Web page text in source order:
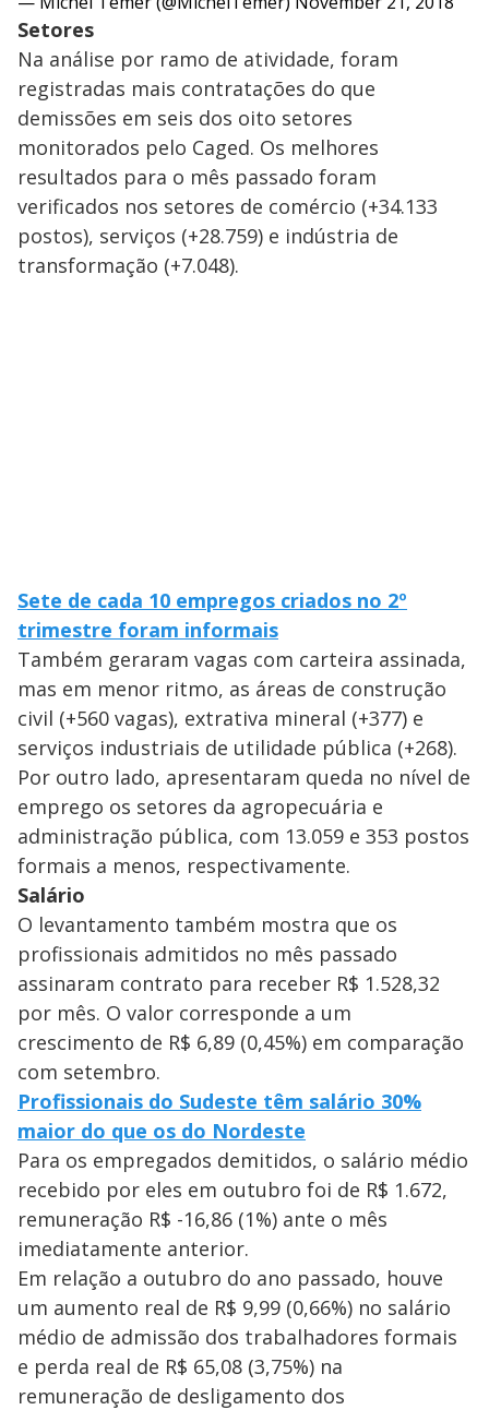
Setores
Na análise por ramo de atividade, foram
registradas mais contratações do que
demissões em seis dos oito setores
monitorados pelo Caged. Os melhores
resultados para o mês passado foram
verificados nos setores de comércio (+34.133
postos), serviços (+28.759) e indústria de
transformação (+7.048).
Sete de cada 10 empregos criados no 2º
trimestre foram informais
Também geraram vagas com carteira assinada,
mas em menor ritmo, as áreas de construção
civil (+560 vagas), extrativa mineral (+377) e
serviços industriais de utilidade pública (+268).
Por outro lado, apresentaram queda no nível de
emprego os setores da agropecuária e
administração pública, com 13.059 e 353 postos
formais a menos, respectivamente.
Salário
O levantamento também mostra que os
profissionais admitidos no mês passado
assinaram contrato para receber R$ 1.528,32
por mês. O valor corresponde a um
crescimento de R$ 6,89 (0,45%) em comparação
com setembro.
Profissionais do Sudeste têm salário 30%
maior do que os do Nordeste
Para os empregados demitidos, o salário médio
recebido por eles em outubro foi de R$ 1.672,
remuneração R$ -16,86 (1%) ante o mês
imediatamente anterior.
Em relação a outubro do ano passado, houve
um aumento real de R$ 9,99 (0,66%) no salário
médio de admissão dos trabalhadores formais
e perda real de R$ 65,08 (3,75%) na
remuneração de desligamento dos